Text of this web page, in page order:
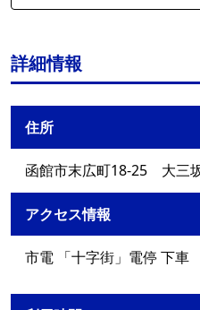
詳細情報
住所
函館市末広町18-25 大三
アクセス情報
市電 「十字街」電停 下